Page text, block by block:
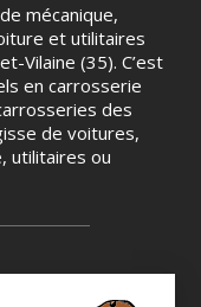
mécanique,
et utilitaires
Vilaine (35). C’est
en carrosserie
des
de voitures,
utilitaires ou
de